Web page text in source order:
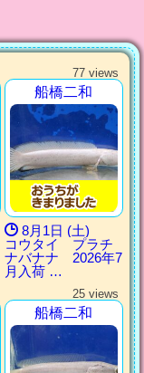
77 views
船橋二和
8月1日 (土)
コウタイ プラチ
ナバナナ 2026年7
月入荷 …
25 views
船橋二和